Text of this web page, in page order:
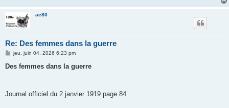
ae80
Re: Des femmes dans la guerre
M
s
jeu. juin 04, 2026 6:23 pm
Des femmes dans la guerre
Journal officiel du 2 janvier 1919 page 84